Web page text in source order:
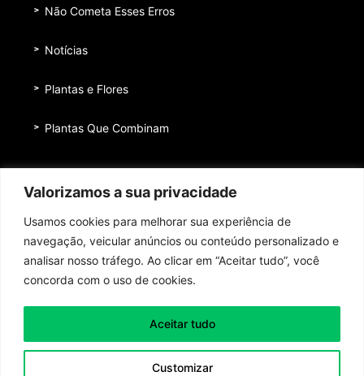
Valorizamos a sua privacidade
Usamos cookies para melhorar sua experiência de
navegação, veicular anúncios ou conteúdo personalizado e
analisar nosso tráfego. Ao clicar em “Aceitar tudo”, você
concorda com o uso de cookies.
Customizar
Aceitar tudo
Não Cometa Esses Erros
Notícias
Plantas e Flores
Plantas Que Combinam
Quem nos patrocina
Contato
Toda honra e toda glória ao Senhor Jesus Cristo!